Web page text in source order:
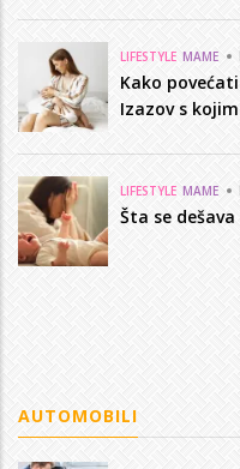
LIFESTYLE MAME
Kako
Izazov s
LIFESTYLE MAME
Šta se
AUTOMOBILI